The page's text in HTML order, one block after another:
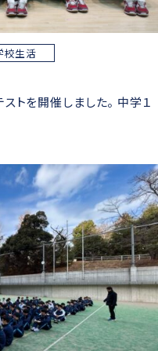
校生活
トを開催しました。 中学１